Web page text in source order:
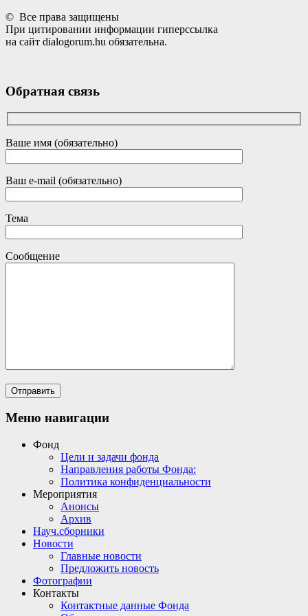
© Все права защищены
При цитировании информации гиперссылка
на сайт dialogorum.hu обязательна.
Обратная связь
Ваше имя (обязательно)
Ваш e-mail (обязательно)
Тема
Сообщение
Меню навигации
Фонд
Цели и задачи фонда
Направления работы Фонда:
Политика конфиденциальности
Мероприятия
Анонсы
Архив
Науч.сборники
Новости
Главные новости
Предложить новость
Фотографии
Контакты
Контактные данные Фонда